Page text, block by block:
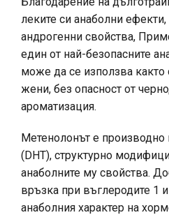
леките си анаболни
андрогенни свойства,
един от най-безопасните
може да се използва както
жени, без опасност от
ароматизация.
Метенолонът е производно
(DHT), структурно
анаболните му свойства.
връзка при въглеродите 1
анаболния характер на